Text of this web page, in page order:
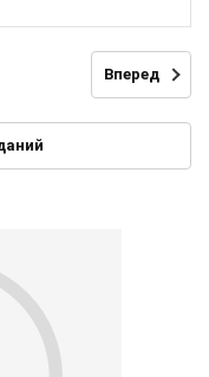
Вперед